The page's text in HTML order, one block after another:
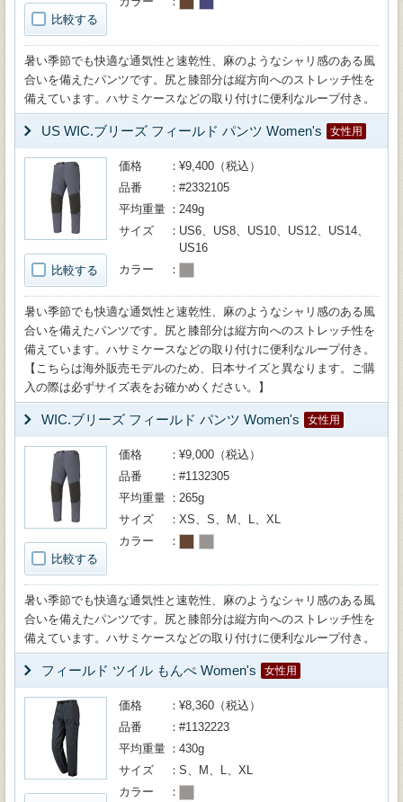
比較する
暑い季節でも快適な通気性と速乾性、麻のようなシャリ感のある風
合いを備えたパンツです。尻と膝部分は縦方向へのストレッチ性を
備えています。ハサミケースなどの取り付けに便利なループ付き。
US WIC.ブリーズ フィールド パンツ Women's 女性用
比較する
価格
¥9,400（税込）
品番
#2332105
平均重量
249g
サイズ
US6、US8、US10、US12、US14、
US16
カラー
暑い季節でも快適な通気性と速乾性、麻のようなシャリ感のある風
合いを備えたパンツです。尻と膝部分は縦方向へのストレッチ性を
備えています。ハサミケースなどの取り付けに便利なループ付き。
【こちらは海外販売モデルのため、日本サイズと異なります。ご購
入の際は必ずサイズ表をお確かめください。】
WIC.ブリーズ フィールド パンツ Women's 女性用
比較する
価格
¥9,000（税込）
品番
#1132305
平均重量
265g
サイズ
XS、S、M、L、XL
カラー
暑い季節でも快適な通気性と速乾性、麻のようなシャリ感のある風
合いを備えたパンツです。尻と膝部分は縦方向へのストレッチ性を
備えています。ハサミケースなどの取り付けに便利なループ付き。
フィールド ツイル もんぺ Women's 女性用
価格
¥8,360（税込）
品番
#1132223
平均重量
430g
サイズ
S、M、L、XL
カラー